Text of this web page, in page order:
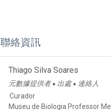
聯絡資訊
Thiago Silva Soares
元數據提供者 ● 出處 ● 連絡人
Curador
Museu de Biologia Professor